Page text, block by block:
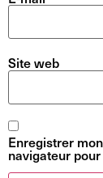
Site web
Enregistrer
navigateur